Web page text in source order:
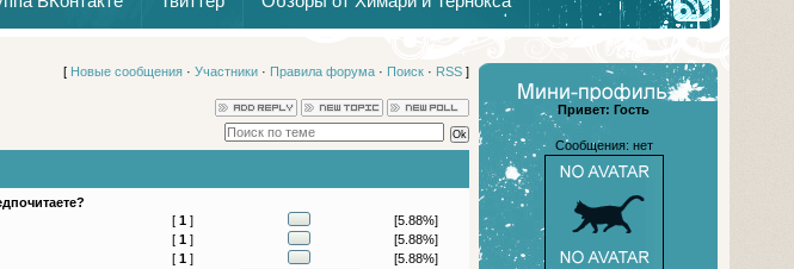
[ Новые сообщения· Участники· Правила форума· Поиск· RSS]
[ 1]
[5.88%]
[ 1]
[5.88%]
[ 1]
[5.88%]
Привет: Гость
Сообщения: нет